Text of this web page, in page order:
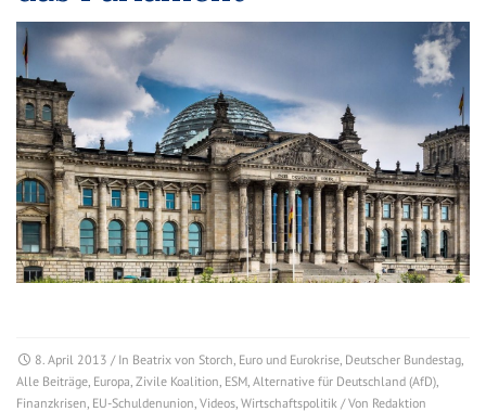
8. April 2013 / In Beatrix von Storch Euro und Eurokrise Deutscher Bundestag
Alle Beiträge Europa Zivile Koalition ESM Alternative für Deutschland (AfD)
Finanzkrisen EU-Schuldenunion Videos Wirtschaftspolitik / Von Redaktion